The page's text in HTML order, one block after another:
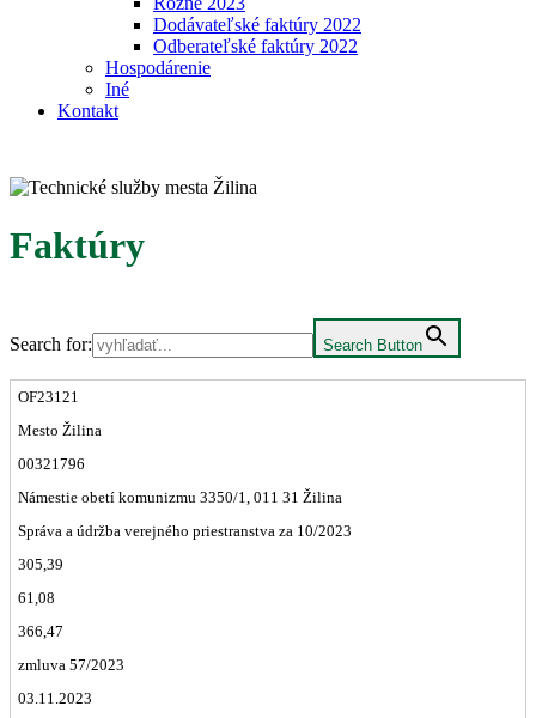
Dodávateľské faktúry 2022
Odberateľské faktúry 2022
Hospodárenie
Iné
Kontakt
Faktúry
Search for: Search Button
OF23121
Mesto Žilina
00321796
Námestie obetí komunizmu 3350/1, 011 31 Žilina
Správa a údržba verejného priestranstva za 10/2023
305,39
61,08
366,47
zmluva 57/2023
03.11.2023